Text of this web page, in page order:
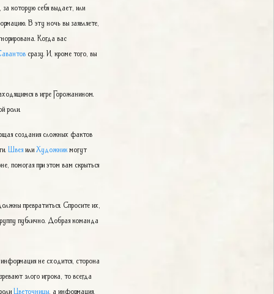
за которую себя выдает, или
В эту ночь вы заявляете,
Когда вас
сразу. И, кроме того, вы
в игре Горожанином.
роли.
создания сложных фактов
ШвеяилиХудожникмогут
помогая при этом вам скрыться
превратиться. Спросите их,
публично. Добрая команда
не сходится, сторона
злого игрока, то всегда
Цветочницы , а информация,